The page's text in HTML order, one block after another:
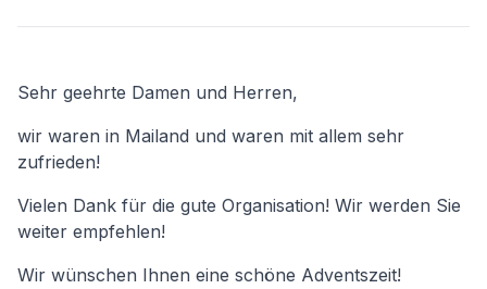
Sehr geehrte Damen und Herren,
wir waren in Mailand und waren mit allem sehr
zufrieden!
Vielen Dank für die gute Organisation! Wir werden Sie
weiter empfehlen!
Wir wünschen Ihnen eine schöne Adventszeit!